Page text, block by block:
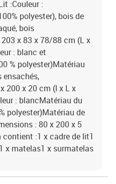
:Couleur :
polyester), bois de
bois
x 83 x 78/88 cm (L x
: blanc et
% polyester)Matériau
ensachés,
200 x 20 cm (l x L x
: blancMatériau du
polyester)Matériau de
: 80 x 200 x 5
:1 x cadre de lit1
x matelas1 x surmatelas